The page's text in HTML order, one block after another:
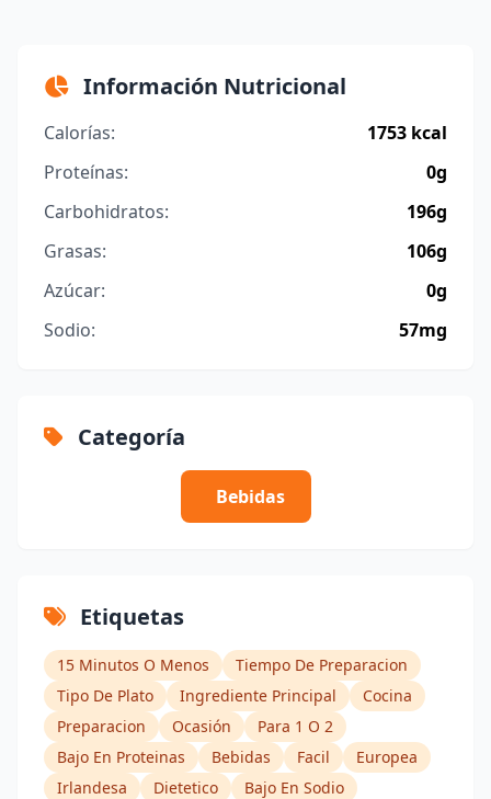
Información Nutricional
Calorías:
1753 kcal
Proteínas:
0g
Carbohidratos:
196g
Grasas:
106g
Azúcar:
0g
Sodio:
57mg
Categoría
Bebidas
Etiquetas
15 Minutos O Menos
Tiempo De Preparacion
Tipo De Plato
Ingrediente Principal
Cocina
Preparacion
Ocasión
Para 1 O 2
Bajo En Proteinas
Bebidas Facil
Europea
Irlandesa
Dietetico
Bajo En Sodio